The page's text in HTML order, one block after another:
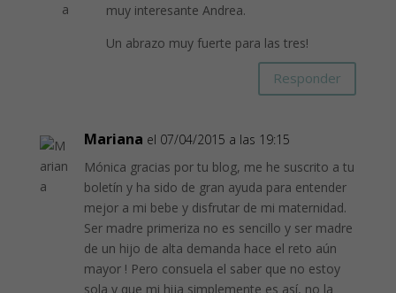
muy interesante Andrea.
Un abrazo muy fuerte para las tres!
Responder
Mariana el 07/04/2015 a las 19:15
Mónica gracias por tu blog, me he suscrito a tu
boletín y ha sido de gran ayuda para entender
mejor a mi bebe y disfrutar de mi maternidad.
Ser madre primeriza no es sencillo y ser madre
de un hijo de alta demanda hace el reto aún
mayor ! Pero consuela el saber que no estoy
sola y que mi hija simplemente es así, no la